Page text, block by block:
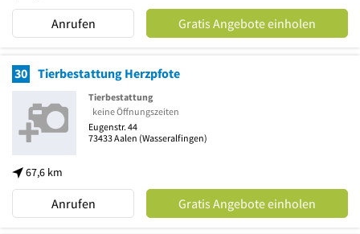
Anrufen Gratis Angebote einholen
30 Tierbestattung Herzpfote
67,6 km
Tierbestattung
keine Öffnungszeiten
Eugenstr. 44
73433Aalen (Wasseralfingen)
Anrufen Gratis Angebote einholen